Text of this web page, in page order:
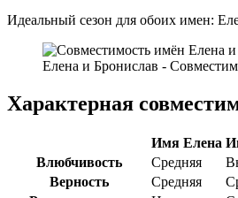
Идеальный сезон для обоих имен:
Елена и Бронислав -
Характерная
Имя Елена
Влюбчивость
Средняя
Верность
Средняя